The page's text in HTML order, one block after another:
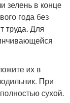
зелень в конце
года без
труда. Для
их в
При
сухой.